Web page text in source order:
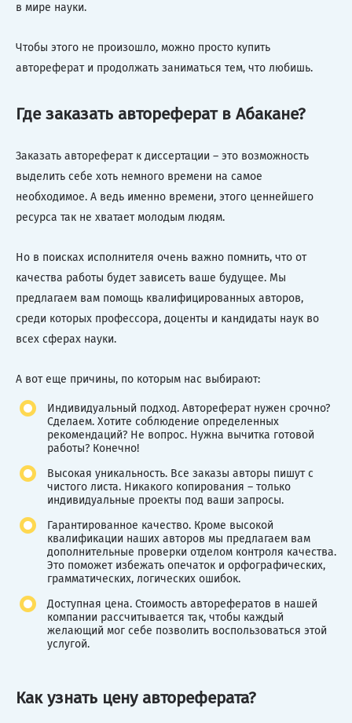
в мире науки.
Чтобы этого не произошло, можно просто купить
автореферат и продолжать заниматься тем, что любишь.
Где заказать автореферат в Абакане?
Заказать автореферат к диссертации – это возможность
выделить себе хоть немного времени на самое
необходимое. А ведь именно времени, этого ценнейшего
ресурса так не хватает молодым людям.
Но в поисках исполнителя очень важно помнить, что от
качества работы будет зависеть ваше будущее. Мы
предлагаем вам помощь квалифицированных авторов,
среди которых профессора, доценты и кандидаты наук во
всех сферах науки.
А вот еще причины, по которым нас выбирают:
Индивидуальный подход. Автореферат нужен срочно?
Сделаем. Хотите соблюдение определенных
рекомендаций? Не вопрос. Нужна вычитка готовой
работы? Конечно!
Высокая уникальность. Все заказы авторы пишут с
чистого листа. Никакого копирования – только
индивидуальные проекты под ваши запросы.
Гарантированное качество. Кроме высокой
квалификации наших авторов мы предлагаем вам
дополнительные проверки отделом контроля качества.
Это поможет избежать опечаток и орфографических,
грамматических, логических ошибок.
Доступная цена. Стоимость авторефератов в нашей
компании рассчитывается так, чтобы каждый
желающий мог себе позволить воспользоваться этой
услугой.
Как узнать цену автореферата?